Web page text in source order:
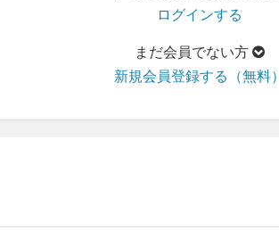
ログインする
まだ会員でない方
新規会員登録する（無料）